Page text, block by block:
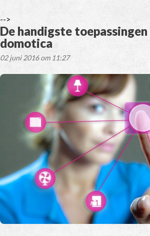
-->
De handigste toepassingen
domotica
02 juni 2016 om 11:27